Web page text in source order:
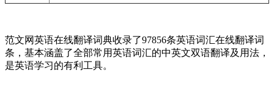
范文网英语在线翻译词典收录了97856条英语词汇在线翻译词
条，基本涵盖了全部常用英语词汇的中英文双语翻译及用法，
是英语学习的有利工具。